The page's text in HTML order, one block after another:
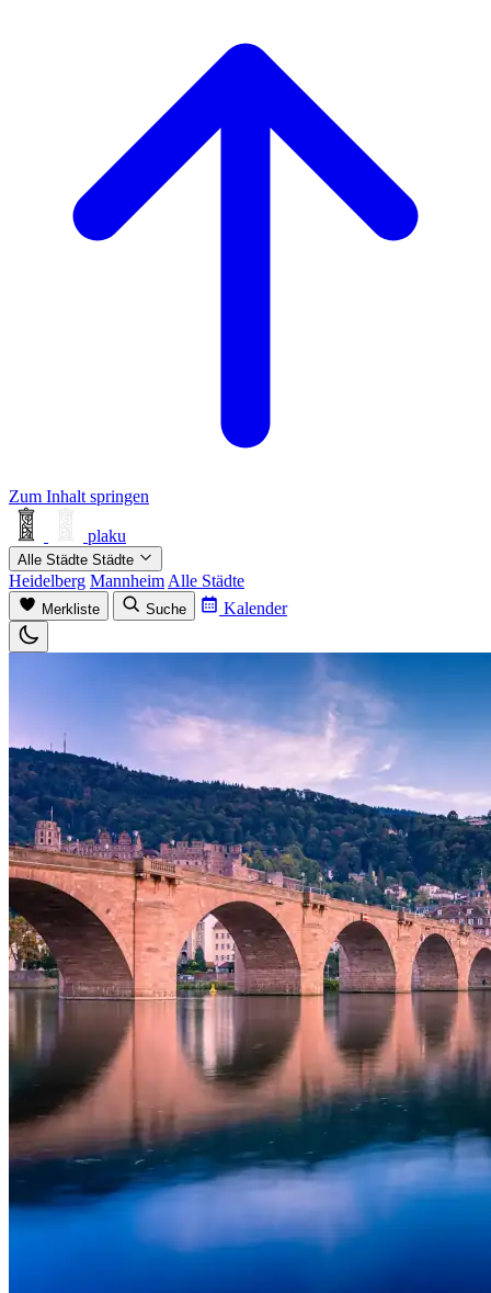
Zum Inhalt springen
plaku
Alle Städte Städte
Heidelberg Mannheim Alle Städte
Merkliste Suche Kalender